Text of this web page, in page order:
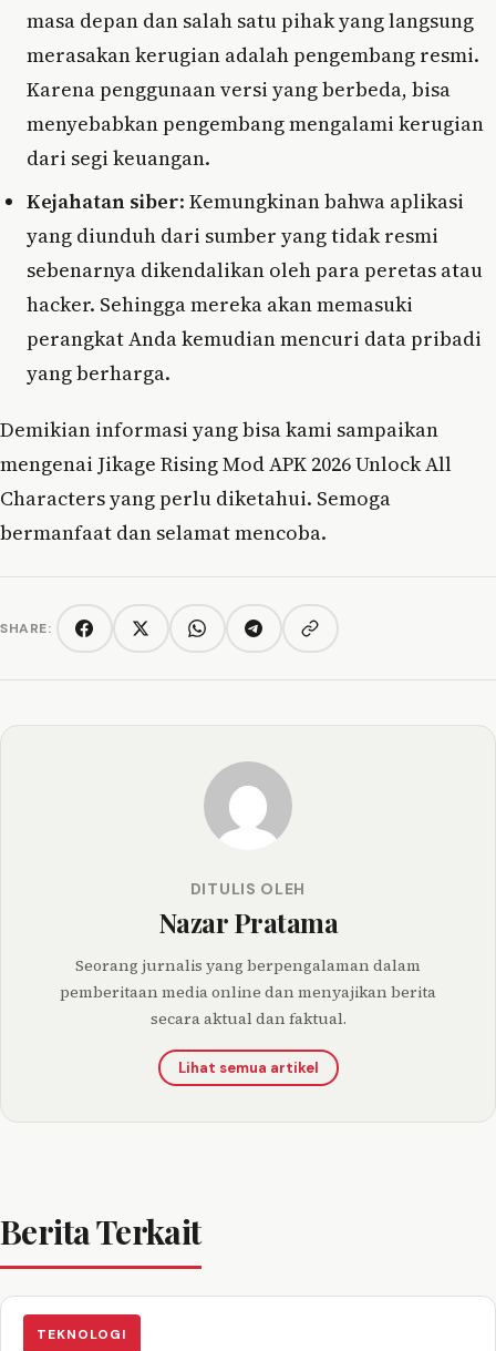
masa depan dan salah satu pihak yang langsung
merasakan kerugian adalah pengembang resmi.
Karena penggunaan versi yang berbeda, bisa
menyebabkan pengembang mengalami kerugian
dari segi keuangan.
Kejahatan siber: Kemungkinan bahwa aplikasi
yang diunduh dari sumber yang tidak resmi
sebenarnya dikendalikan oleh para peretas atau
hacker. Sehingga mereka akan memasuki
perangkat Anda kemudian mencuri data pribadi
yang berharga.
Demikian informasi yang bisa kami sampaikan
mengenai Jikage Rising Mod APK 2026 Unlock All
Characters yang perlu diketahui. Semoga
bermanfaat dan selamat mencoba.
SHARE: FacebookTwitter/XWhatsAppTelegramCopy link
DITULIS OLEH
Nazar Pratama
Seorang jurnalis yang berpengalaman dalam
pemberitaan media online dan menyajikan berita
secara aktual dan faktual.
Lihat semua artikel
Berita Terkait
TEKNOLOGI